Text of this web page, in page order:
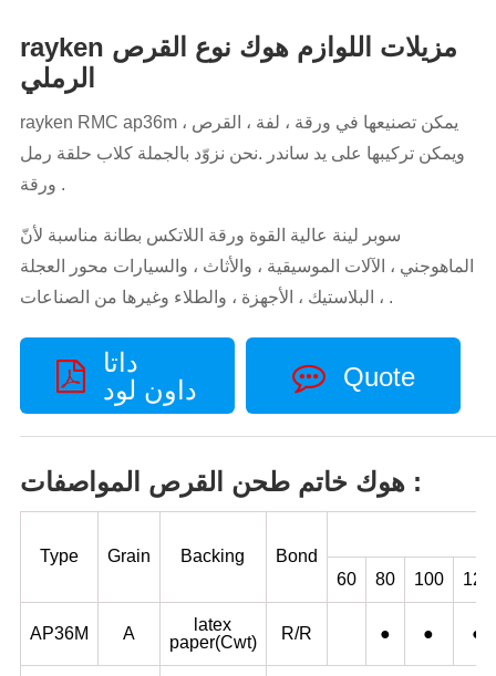
rayken مزيلات اللوازم هوك نوع القرص
الرملي
rayken RMC ap36m يمكن تصنيعها في ورقة ، لفة ، القرص ،
ويمكن تركيبها على يد ساندر .نحن نزوّد بالجملة كلاب حلقة رمل
ورقة .
سوبر لينة عالية القوة ورقة اللاتكس بطانة مناسبة لأنّ
الماهوجني ، الآلات الموسيقية ، والأثاث ، والسيارات محور العجلة
، البلاستيك ، الأجهزة ، والطلاء وغيرها من الصناعات .
داتا
داون لود
Quote
هوك خاتم طحن القرص المواصفات :
Type Grain Backing
Bond
60
80 100 120
AP36M A
latex
paper(Cwt)
R/R ● ● ●